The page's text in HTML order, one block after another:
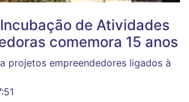
de Atividades
comemora 15 anos
projetos empreendedores ligados à